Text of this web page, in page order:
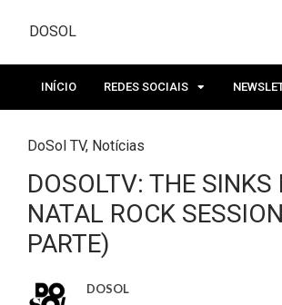
DOSOL
INÍCIO REDES SOCIAIS
DoSol TV, Notícias
DOSOLTV: THE SINKS
NATAL ROCK
PARTE)
DOSOL